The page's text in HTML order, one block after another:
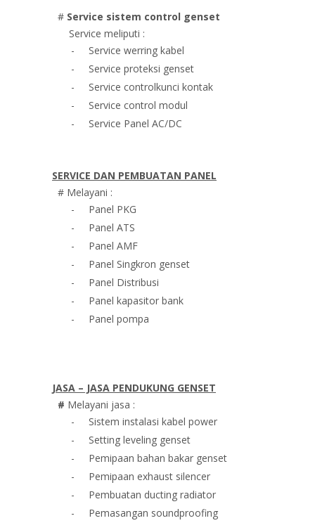
# Service sistem control genset
Service meliputi :
-
Service werring kabel
-
Service proteksi genset
-
Service controlkunci kontak
-
Service control modul
-
Service Panel AC/DC
SERVICE DAN PEMBUATAN PANEL
# Melayani :
-
Panel PKG
-
Panel ATS
-
Panel AMF
-
Panel Singkron genset
-
Panel Distribusi
-
Panel kapasitor bank
-
Panel pompa
JASA – JASA PENDUKUNG GENSET
# Melayani jasa :
-
Sistem instalasi kabel power
-
Setting leveling genset
-
Pemipaan bahan bakar genset
-
Pemipaan exhaust silencer
-
Pembuatan ducting radiator
-
Pemasangan soundproofing